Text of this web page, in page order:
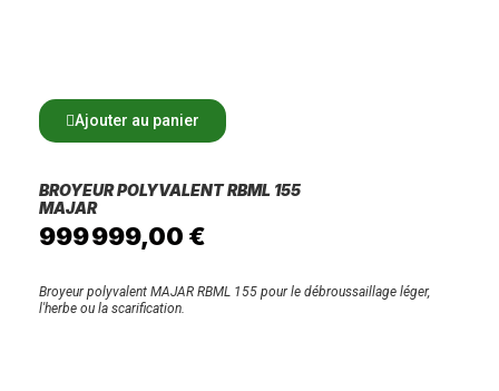
Ajouter au panier
BROYEUR POLYVALENT RBML 155
MAJAR
999 999,00 €
Broyeur polyvalent MAJAR RBML 155 pour le débroussaillage léger,
l'herbe ou la scarification.